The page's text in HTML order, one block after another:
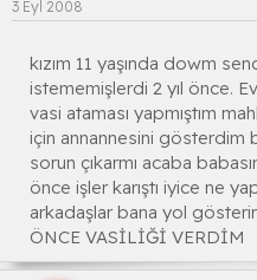
3 Eyl 2008
kızım 11 yaşında dowm
istememişlerdi 2 yıl önce.
vasi ataması yapmıştım
için annannesini gösterdim
sorun çıkarmı acaba
önce işler karıştı iyice ne
arkadaşlar bana yol
ÖNCE VASİLİĞİ VERDİM